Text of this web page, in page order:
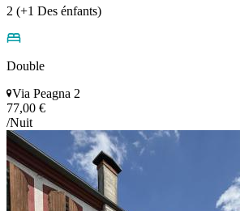
2 (+1 Des énfants)
Double
Via Peagna 2
77,00 €
/Nuit